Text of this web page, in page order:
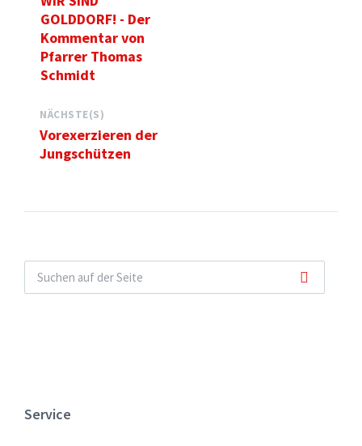
GOLDDORF! - Der
Kommentar von
Pfarrer Thomas
Schmidt
NÄCHSTE(S)
Vorexerzieren der
Jungschützen
Service